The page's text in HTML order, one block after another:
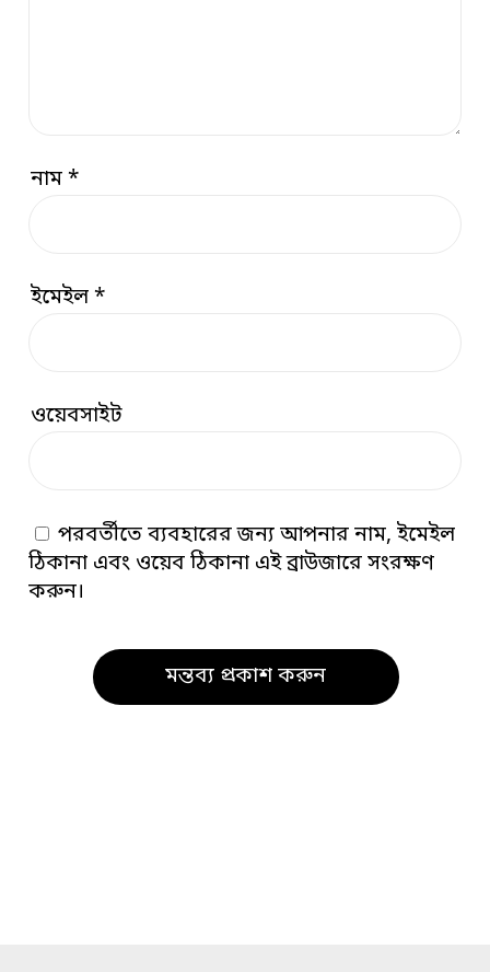
নাম*
ইমেইল*
ওয়েবসাইট
পরবর্তীতে ব্যবহারের জন্য আপনার নাম, ইমেইল
ঠিকানা এবং ওয়েব ঠিকানা এই ব্রাউজারে সংরক্ষণ
করুন।